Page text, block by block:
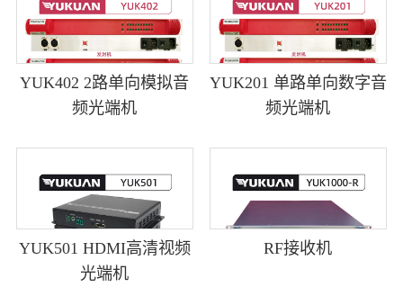
YUK402 2路单向模拟音
频光端机
YUK201 单路单向数字音
频光端机
YUK501 HDMI高清视频
光端机
RF接收机